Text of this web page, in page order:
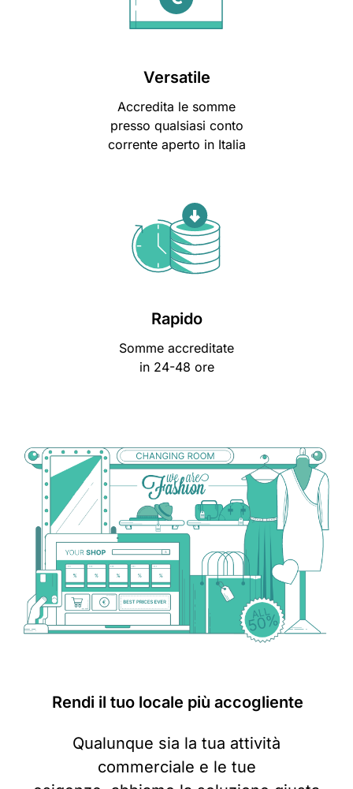
Versatile
Accredita le somme
presso qualsiasi conto
corrente aperto in Italia
Rapido
Somme accreditate
in 24-48 ore
Rendi il tuo locale più accogliente
Qualunque sia la tua attività
commerciale e le tue